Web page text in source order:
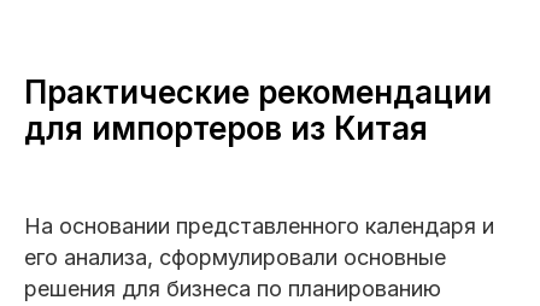
Практические рекомендации
для импортеров из Китая
На основании представленного календаря и
его анализа, сформулировали основные
решения для бизнеса по планированию